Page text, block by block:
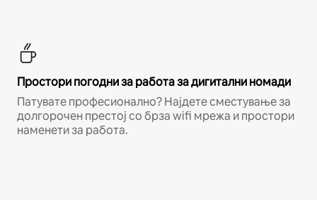
Простори погодни за работа за дигитални номади
Патувате професионално? Најдете сместување за
долгорочен престој со брза wifi мрежа и простори
наменети за работа.